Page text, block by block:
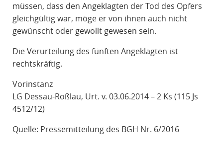
müssen, dass den Angeklagten der Tod des Opfers
gleichgültig war, möge er von ihnen auch nicht
gewünscht oder gewollt gewesen sein.
Die Verurteilung des fünften Angeklagten ist
rechtskräftig.
Vorinstanz
LG Dessau-Roßlau, Urt. v. 03.06.2014 – 2 Ks (115 Js
4512/12)
Quelle: Pressemitteilung des BGH Nr. 6/2016